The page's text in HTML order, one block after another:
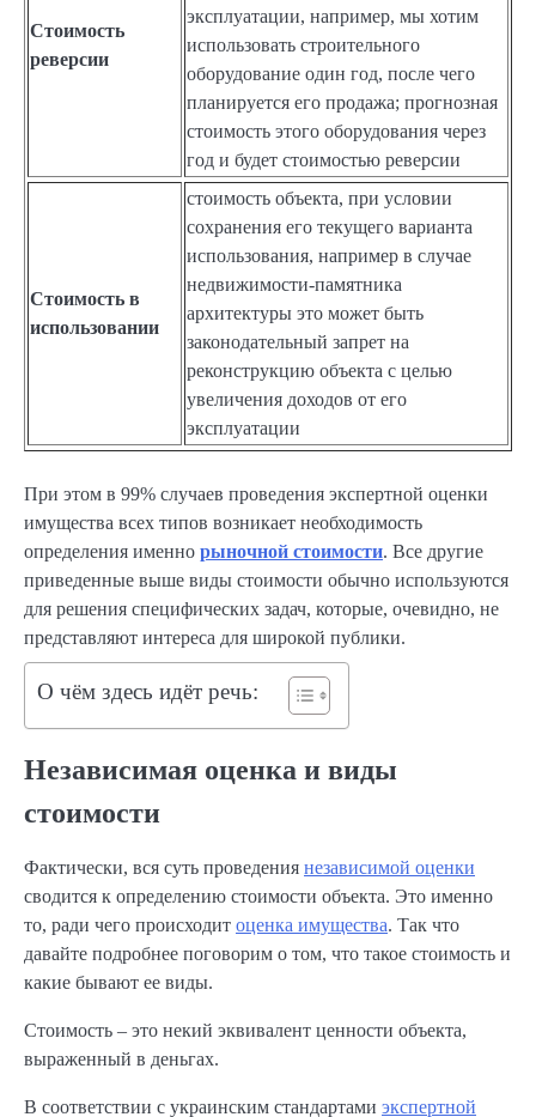
Стоимость
реверсии
эксплуатации, например, мы хотим
использовать строительного
оборудование один год, после чего
планируется его продажа; прогнозная
стоимость этого оборудования через
год и будет стоимостью реверсии
Стоимость в
использовании
стоимость объекта, при условии
сохранения его текущего варианта
использования, например в случае
недвижимости-памятника
архитектуры это может быть
законодательный запрет на
реконструкцию объекта с целью
увеличения доходов от его
эксплуатации
При этом в 99% случаев проведения экспертной оценки
имущества всех типов возникает необходимость
определения именно рыночной стоимости. Все другие
приведенные выше виды стоимости обычно используются
для решения специфических задач, которые, очевидно, не
представляют интереса для широкой публики.
О чём здесь идёт речь:
Независимая оценка и виды
стоимости
Фактически, вся суть проведения независимой оценки
сводится к определению стоимости объекта. Это именно
то, ради чего происходит оценка имущества. Так что
давайте подробнее поговорим о том, что такое стоимость и
какие бывают ее виды.
Стоимость – это некий эквивалент ценности объекта,
выраженный в деньгах.
В соответствии с украинским стандартами экспертной